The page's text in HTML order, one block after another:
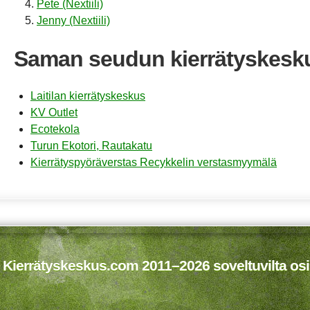
Pete (Nextiili)
Jenny (Nextiili)
Saman seudun
Laitilan kierrätyskeskus
KV Outlet
Ecotekola
Turun Ekotori, Rautakatu
Kierrätyspyöräverstas Recykkelin verstasmyymälä
2011–2026 soveltuvilta